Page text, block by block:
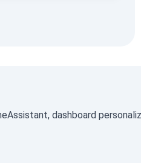
dashboard